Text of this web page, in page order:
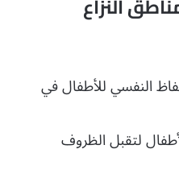
النفسي للأطفال في
لتقبل الظروف